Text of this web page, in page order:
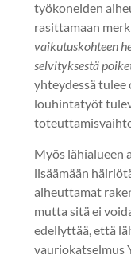
työkoneiden
rasittamaan
vaikutuskohteen
selvityksestä
yhteydessä tulee
louhintatyöt
Myös lähialueen
lisäämään
aiheuttamat
mutta sitä ei
edellyttää, että
vauriokatselmus